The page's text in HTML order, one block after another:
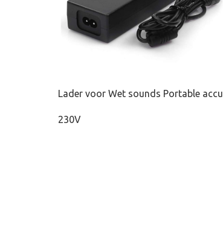
Lader voor Wet sounds Portable accu
230V